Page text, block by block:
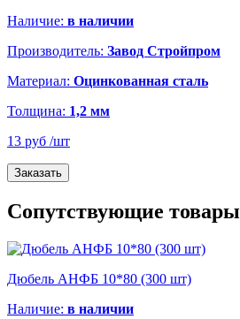
Наличие: в наличии
Производитель: Завод Стройпром
Материал: Оцинкованная сталь
Толщина: 1,2 мм
13 руб /шт
Заказать
Сопутствующие товары
Дюбель АНФБ 10*80 (300 шт)
Наличие: в наличии